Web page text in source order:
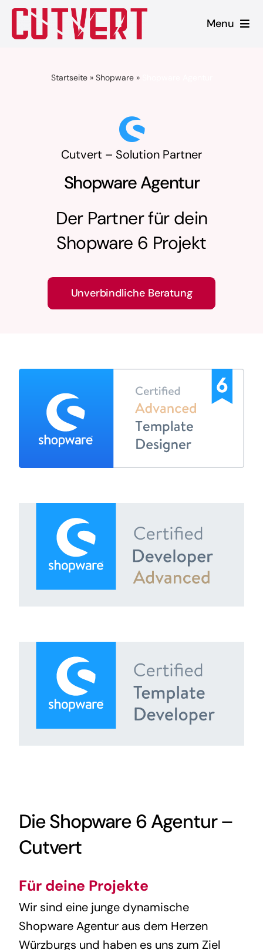
Zum
Inhalt
Menu
Unsere Produkte
Referenzen
Startseite» Shopware»
Cutvert – Solution Partner
Shopware Agentur
Der Partner für dein
Shopware 6 Projekt
Unverbindliche Beratung
Die Shopware 6 Agentur –
Cutvert
Für deine Projekte
Wir sind eine junge dynamische
Shopware Agentur aus dem Herzen
Würzburgs und haben es uns zum Ziel